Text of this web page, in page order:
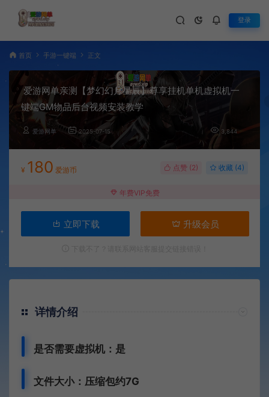
登录
首页 手游一键端 正文
爱游网单亲测【梦幻幻月星辰】尊享挂机单机虚拟机一
键端GM物品后台视频安装教学
爱游网单 2025-07-15 3,844
¥ 180 爱游币 点赞 (2) 收藏 (4)
年费VIP免费
立即下载 升级会员
详情介绍
是否需要虚拟机：是
文件大小：压缩包约7G